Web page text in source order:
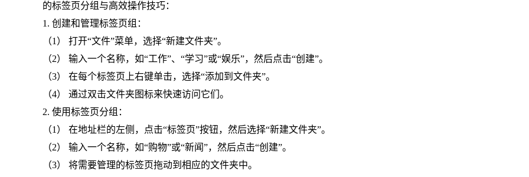
的标签页分组与高效操作技巧：
1. 创建和管理标签页组：
（1） 打开“文件”菜单，选择“新建文件夹”。
（2） 输入一个名称，如“工作”、“学习”或“娱乐”，然后点击“创建”。
（3） 在每个标签页上右键单击，选择“添加到文件夹”。
（4） 通过双击文件夹图标来快速访问它们。
2. 使用标签页分组：
（1） 在地址栏的左侧，点击“标签页”按钮，然后选择“新建文件夹”。
（2） 输入一个名称，如“购物”或“新闻”，然后点击“创建”。
（3） 将需要管理的标签页拖动到相应的文件夹中。